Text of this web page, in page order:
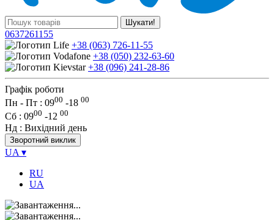
Шукати!
0637261155
+38 (063) 726-11-55
+38 (050) 232-63-60
+38 (096) 241-28-86
Графік роботи
Пн - Пт : 0900 -18 00
Сб : 0900 -12 00
Нд : Вихідний день
Зворотний виклик
UA ▾
RU
UA